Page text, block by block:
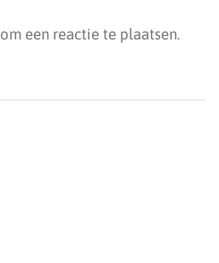
om een reactie te plaatsen.